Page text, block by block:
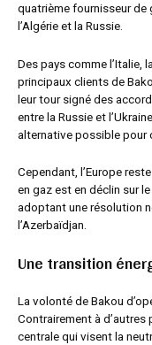
quatrième fournisseur de
l’Algérie et la Russie.
Des pays comme l’Italie,
principaux clients de
leur tour signé des
entre la Russie et
alternative possible pour
Cependant, l’Europe
en gaz est en déclin sur
adoptant une résolution
l’Azerbaïdjan.
Une transition
La volonté de Bakou
Contrairement à
centrale qui visent la